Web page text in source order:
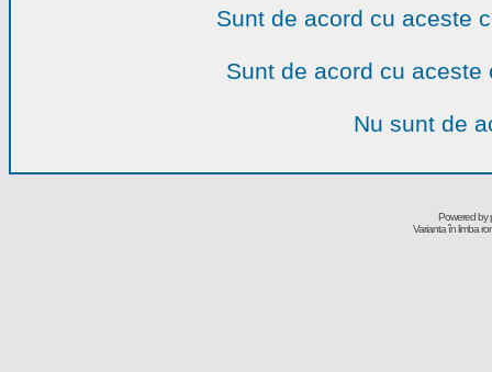
Sunt de acord cu aceste
Sunt de acord cu
Nu sunt de
Powered by
Varianta în limba